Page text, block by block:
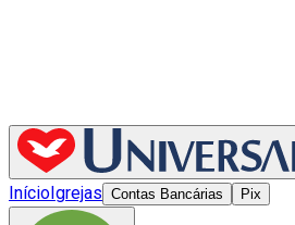
InícioIgrejas Contas Bancárias Pix